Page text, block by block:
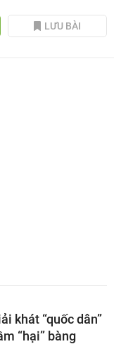
LƯU BÀI
khát “quốc dân”
“hại” bàng